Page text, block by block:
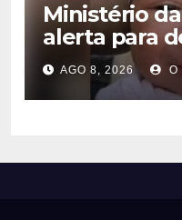
Ministério
alerta para
de bebê de
polícia
sequestro
AGO 8, 2026 O